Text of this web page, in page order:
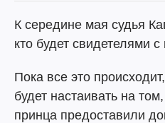
К середине мая судья
кто будет свидетелями
Пока все это
будет настаивать на
принца предоставили